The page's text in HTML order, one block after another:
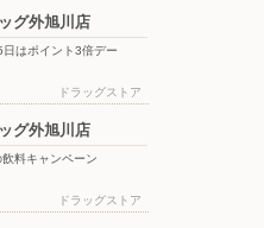
グ外旭川店
はポイント3倍デー
ドラッグストア
グ外旭川店
料キャンペーン
ドラッグストア